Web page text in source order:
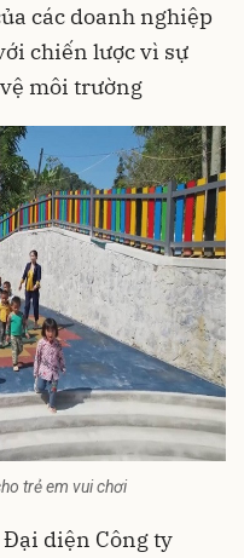
các doanh nghiệp
chiến lược vì sự
môi trường
trẻ em vui chơi
Đại diện Công ty